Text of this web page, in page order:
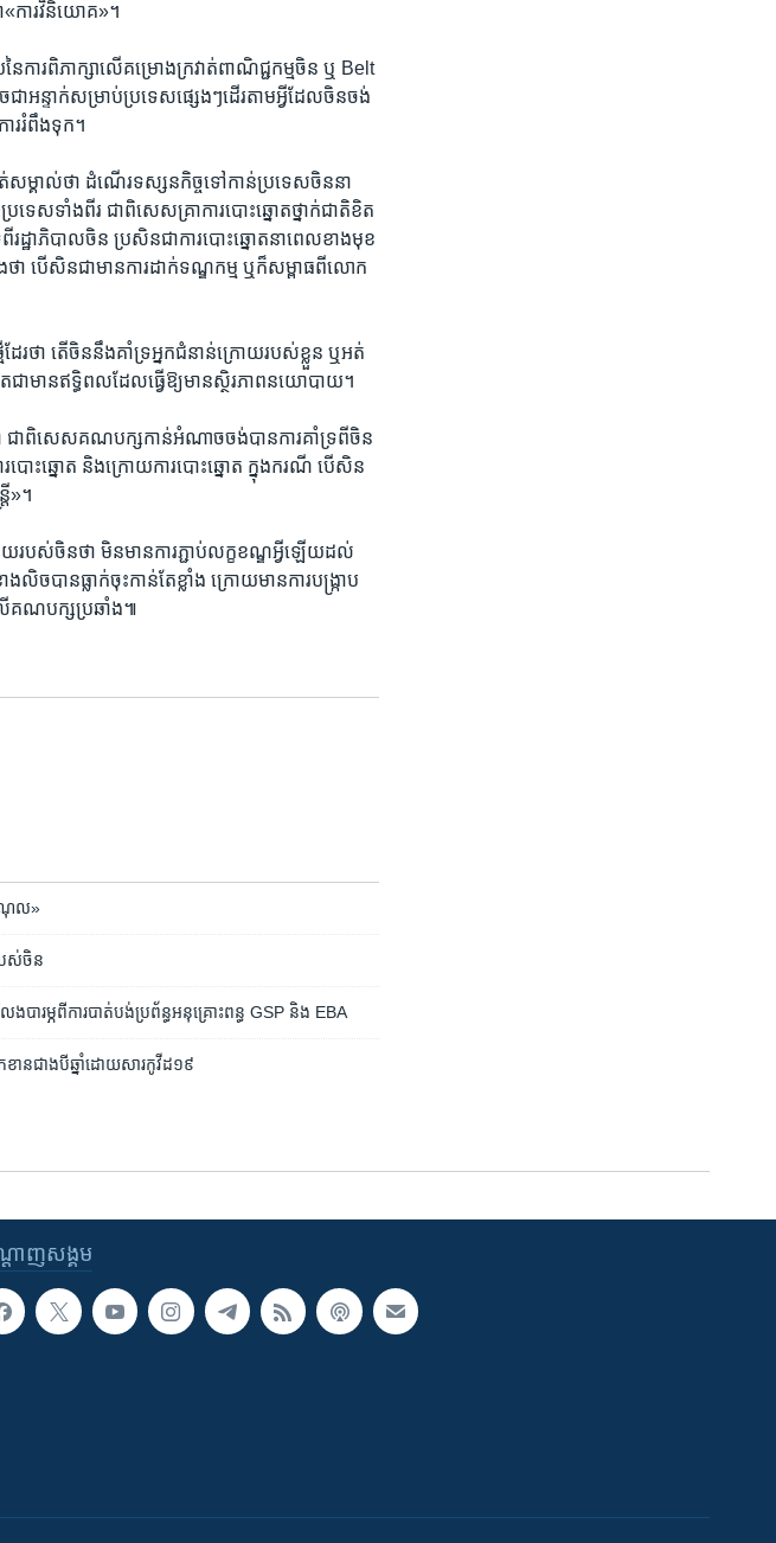
​«ការ​វិនិយោគ»។​
ារ​ពិភាក្សា​លើ​គម្រោង​ក្រវាត់​ពាណិជ្ជ​កម្ម​ចិន​ ឬ​ Belt
ា​អន្ទាក់​សម្រាប់​ប្រទេស​ផ្សេងៗ​ដើរ​តាម​អ្វី​ដែល​ចិន​ចង់​
រ​រំពឹង​ទុក។​
សម្គាល់​ថា​ ដំណើរ​ទស្សន​កិច្ច​ទៅ​កាន់​ប្រទេស​ចិន​នា​
ទេស​ទាំង​ពីរ ​ជាពិសេស​គ្រា​ការ​បោះ​ឆ្នោត​ថ្នាក់​ជាតិ​ខិត​
រដ្ឋាភិបា​ល​ចិន​ ប្រសិន​ជា​ការ​បោះ​ឆ្នោត​នា​ពេល​ខាង​មុខ​
បើ​សិន​ជា​មាន​ការ​ដាក់​ទណ្ឌ​កម្ម​ ឬ​ក៏​សម្ពាធពី​លោក​
មី​ដែរ​ថា​ តើ​ចិន​នឹង​គាំទ្រ​អ្នក​ជំនាន់​ក្រោយ​របស់​ខ្លួន​ ឬ​អត់
ជា​មាន​ឥទ្ធិ​ពល​ដែល​ធ្វើ​ឱ្យ​មាន​ស្ថិរ​ភាព​នយោបាយ។​
ជា ​ជាពិសេស​គណ​បក្ស​កាន់​អំណាច​ចង់​បាន​ការ​គាំទ្រ​ពី​ចិន​
ះ​ឆ្នោត ​និង​ក្រោយ​ការ​បោះ​ឆ្នោត​ ក្នុង​ករណី​ បើ​សិន​
»។​
របស់​ចិន​ថា​ មិន​មាន​ការ​ភ្ជាប់​លក្ខខណ្ឌ​អ្វី​ឡើយ​ដល់​
ាន​ធ្លាក់​ចុះ​កាន់​តែ​ខ្លាំង​ ក្រោយ​មាន​ការ​បង្រ្កាប​
លើ​គណ​បក្ស​ប្រឆាំង៕
បំណុល»​
បស់​ចិន​
ង​បារម្ភ​ពី​ការបាត់បង់​ប្រព័ន្ធ​អនុគ្រោះ​ពន្ធ GSP និង EBA
ាន​​​​ជាង​បី​ឆ្នាំ​ដោយសារ​​​កូវីដ​១៩
តាញ​សង្គម